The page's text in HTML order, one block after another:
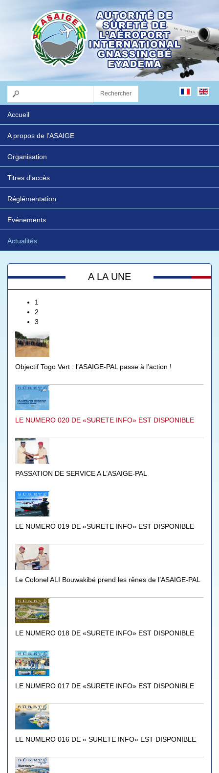
Accueil
A propos de l’ASAIGE
Organisation
Titres d'accès
Réglémentation
Evénements
Actualités
A LA UNE
1
2
3
Objectif Togo Vert : l’ASAIGE-PAL passe à l'action !
LE NUMERO 020 DE «SURETE INFO» EST DISPONIBLE
PASSATION DE SERVICE A L’ASAIGE-PAL
LE NUMERO 019 DE «SURETE INFO» EST DISPONIBLE
Le Colonel ALI Bouwakibé prend les rênes de l’ASAIGE-PAL
LE NUMERO 018 DE «SURETE INFO» EST DISPONIBLE
LE NUMERO 017 DE «SURETE INFO» EST DISPONIBLE
LE NUMERO 016 DE « SURETE INFO» EST DISPONIBLE